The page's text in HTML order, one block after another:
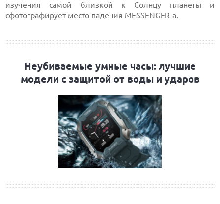
изучения самой близкой к Солнцу планеты и
сфотографирует место падения MESSENGER-а.
Неубиваемые умные часы: лучшие
модели с защитой от воды и ударов